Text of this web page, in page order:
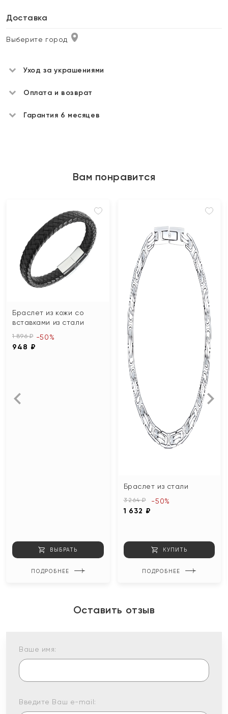
Доставка
Выберите город
Уход за украшениями
Оплата и возврат
Гарантия 6 месяцев
Вам понравится
Браслет из кожи со
вставками из стали
1 896 ₽
948 ₽
-50%
ВЫБРАТЬ
ПОДРОБНЕЕ
Браслет из стали
3 264 ₽
1 632 ₽
-50%
КУПИТЬ
ПОДРОБНЕЕ
Оставить отзыв
Ваше имя:
Введите Ваш e-mail: